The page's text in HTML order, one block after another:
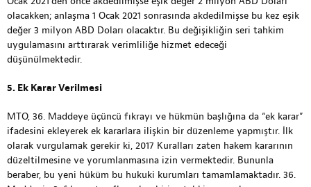
olacakken; anlaşma 1 Ocak 2021 sonrasında akdedilmişse bu kez eşik
değer 3 milyon ABD Doları olacaktır. Bu değişikliğin seri tahkim
uygulamasını arttırarak verimliliğe hizmet edeceği
düşünülmektedir.
5. Ek Karar Verilmesi
MTO, 36. Maddeye üçüncü fıkrayı ve hükmün başlığına da “ek karar”
ifadesini ekleyerek ek kararlara ilişkin bir düzenleme yapmıştır. İlk
olarak vurgulamak gerekir ki, 2017 Kuralları zaten hakem kararının
düzeltilmesine ve yorumlanmasına izin vermektedir. Bununla
beraber, bu yeni hüküm bu hukuki kurumları tamamlamaktadır. 36.